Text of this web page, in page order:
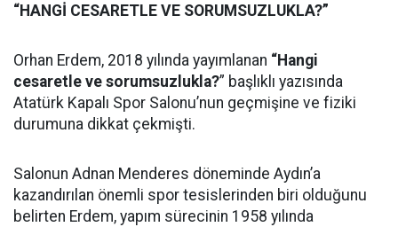
“HANGİ CESARETLE VE SORUMSUZLUKLA?”
Orhan Erdem, 2018 yılında yayımlanan “Hangi
cesaretle ve sorumsuzlukla?” başlıklı yazısında
Atatürk Kapalı Spor Salonu’nun geçmişine ve fiziki
durumuna dikkat çekmişti.
Salonun Adnan Menderes döneminde Aydın’a
kazandırılan önemli spor tesislerinden biri olduğunu
belirten Erdem, yapım sürecinin 1958 yılında